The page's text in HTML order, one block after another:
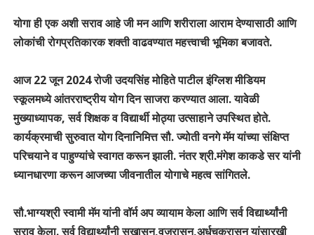
योगा ही एक अशी सराव आहे जी मन आणि शरीराला आराम देण्यासाठी आणि
लोकांची रोगप्रतिकारक शक्ती वाढवण्यात महत्त्वाची भूमिका बजावते.
आज 22 जून 2024 रोजी उदयसिंह मोहिते पाटील इंग्लिश मीडियम
स्कूलमध्ये आंतरराष्ट्रीय योग दिन साजरा करण्यात आला. यावेळी
मुख्याध्यापक, सर्व शिक्षक व विद्यार्थी मोठ्या उत्साहाने उपस्थित होते.
कार्यक्रमाची सुरुवात योग दिनानिमित्त सौ. ज्योती वनगे मॅम यांच्या संक्षिप्त
परिचयाने व पाहुण्यांचे स्वागत करून झाली. नंतर श्री.मंगेश काकडे सर यांनी
ध्यानधारणा करून आजच्या जीवनातील योगाचे महत्व सांगितले.
सौ.भाग्यश्री स्वामी मॅम यांनी वॉर्म अप व्यायाम केला आणि सर्व विद्यार्थ्यांनी
सराव केला. सर्व विद्यार्थ्यांनी सुखासन,वज्रासन,अर्धचक्रासन यांसारखी